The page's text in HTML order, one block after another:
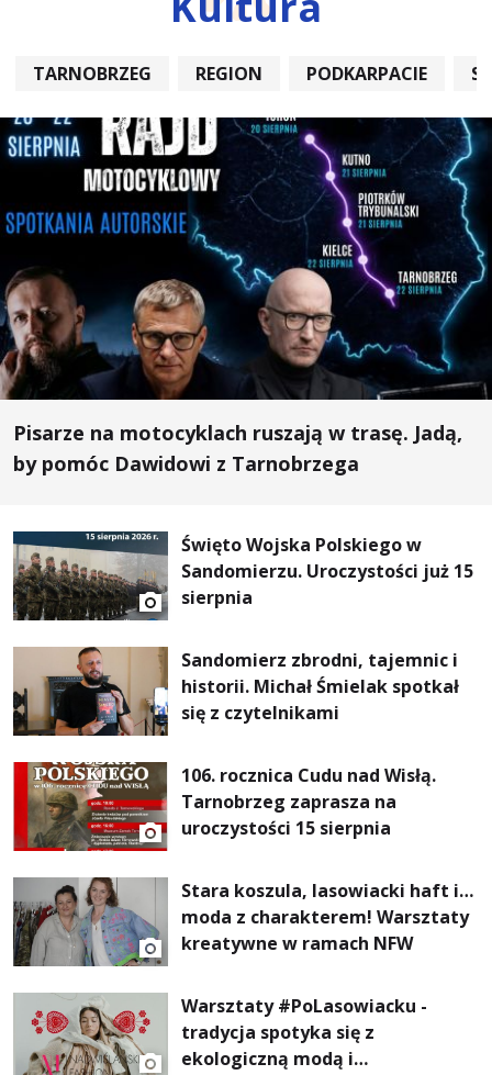
TARNOBRZEG REGION PODKARPACIE
Pisarze na motocyklach ruszają w trasę. Jadą,
by pomóc Dawidowi z Tarnobrzega
Święto Wojska Polskiego w
Sandomierzu. Uroczystości już 15
sierpnia
Sandomierz zbrodni, tajemnic i
historii. Michał Śmielak spotkał
się z czytelnikami
106. rocznica Cudu nad Wisłą.
Tarnobrzeg zaprasza na
uroczystości 15 sierpnia
Stara koszula, lasowiacki haft i…
moda z charakterem! Warsztaty
kreatywne w ramach NFW
Warsztaty #PoLasowiacku -
tradycja spotyka się z
ekologiczną modą i